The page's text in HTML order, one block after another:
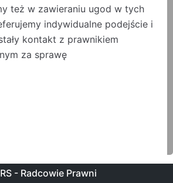
też w zawieraniu ugod w tych
indywidualne podejście i
kontakt z prawnikiem
za sprawę
- Radcowie Prawni